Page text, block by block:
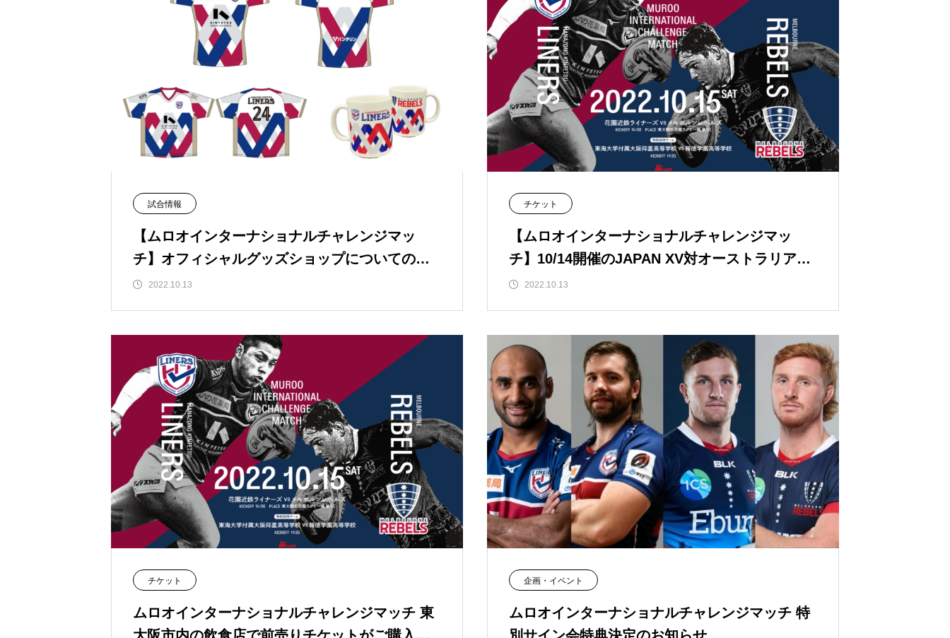
試合情報
【ムロオインターナショナルチャレンジマッ
チ】オフィシャルグッズショップについてのお
知らせ
2022.10.13
チケット
【ムロオインターナショナルチャレンジマッ
チ】10/14開催のJAPAN XV対オーストラリアA
代表戦で、前売りチケットを販売します
2022.10.13
チケット
ムロオインターナショナルチャレンジマッチ 東
企画・イベント
ムロオインターナショナルチャレンジマッチ 特